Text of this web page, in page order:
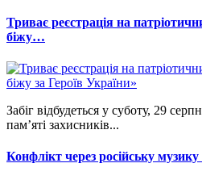
Триває реєстрація на
біжу…
Забіг відбудеться у суботу, 29
пам’яті захисників...
Конфлікт через російську